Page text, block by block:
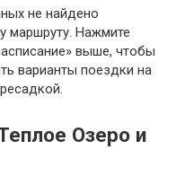
не найдено
маршруту. Нажмите
выше, чтобы
варианты поездки на
Озеро и